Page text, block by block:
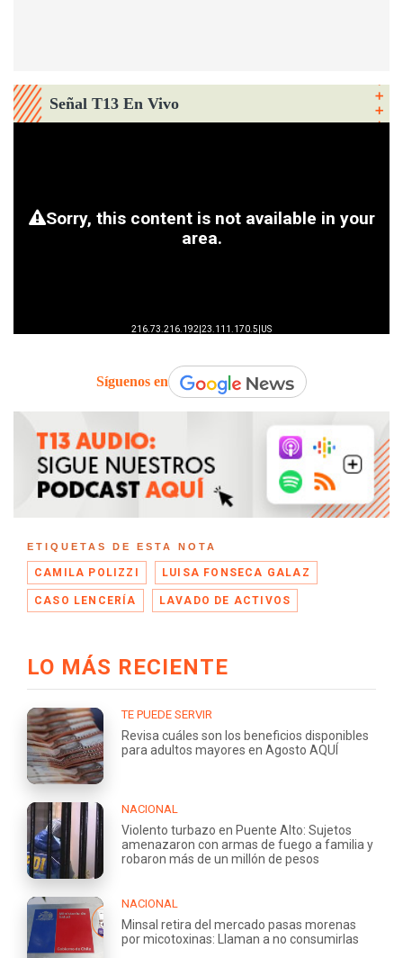
Señal T13 En Vivo
Síguenos en
ETIQUETAS DE ESTA NOTA
CAMILA POLIZZI LUISA FONSECA GALAZ
CASO LENCERÍA LAVADO DE ACTIVOS
LO MÁS RECIENTE
TE PUEDE SERVIR
Revisa cuáles son los beneficios disponibles
para adultos mayores en Agosto AQUÍ
NACIONAL
Violento turbazo en Puente Alto: Sujetos
amenazaron con armas de fuego a familia y
robaron más de un millón de pesos
NACIONAL
Minsal retira del mercado pasas morenas
por micotoxinas: Llaman a no consumirlas